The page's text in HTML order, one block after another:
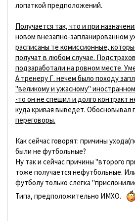
лопаткой предположений.
Получается так, что и при
новом внезапно-запланированном
расписаны те комиссионные,
получат в любом случае.
подзаработали на ровном месте.
А тренеру Г. нечем было походу
"великому и ужасному"
-то он не спешил и долго контракт
куда кривая выведет. Обосновывал
переговоры.
Как сейчас говорят: причины
были не футбольные?
Ну так и сейчас причины "второго
тоже получается нефутбольные.
футболу только слегка
Типа, предположительно ИМХО.